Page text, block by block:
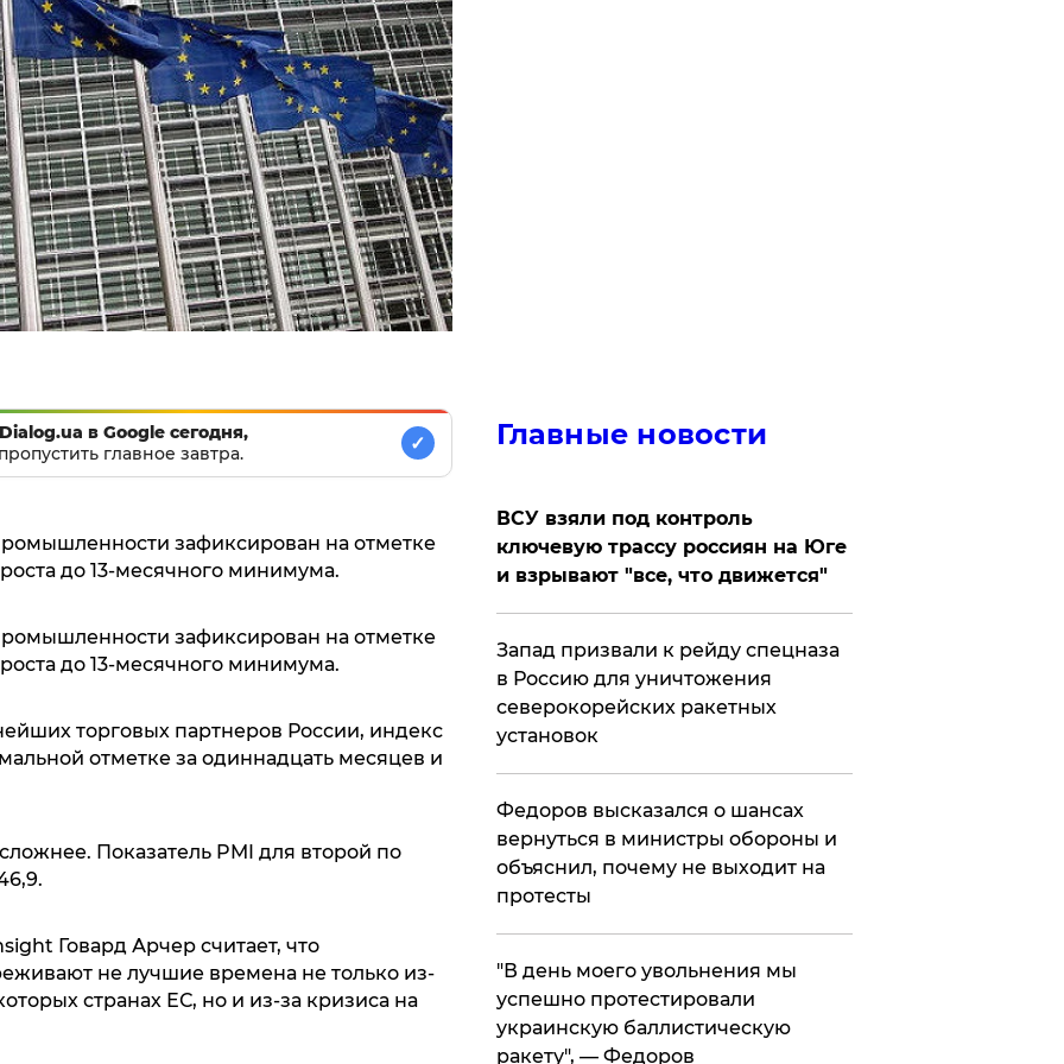
в Google сегодня,
главное завтра.
✓
зафиксирован на отметке
до 13-месячного минимума.
зафиксирован на отметке
до 13-месячного минимума.
торговых партнеров России, индекс
отметке за одиннадцать месяцев и
Показатель PMI для второй по
Говард Арчер считает, что
не лучшие времена не только из-
странах ЕС, но и из-за кризиса на
Главные новости
ВСУ взяли под контроль
ключевую трассу россиян на Юге
и взрывают "все, что движется"
Запад призвали к рейду спецназа
в Россию для уничтожения
северокорейских ракетных
установок
Федоров высказался о шансах
вернуться в министры обороны и
объяснил, почему не выходит на
протесты
​"В день моего увольнения мы
успешно протестировали
украинскую баллистическую
ракету", — Федоров